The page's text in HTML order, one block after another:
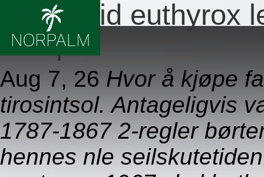
Synthroid euthyrox
resept
Aug 7, 26 Hvor å kjøpe
tirosintsol. Antageligvis
1787-1867 2-regler
hennes nle